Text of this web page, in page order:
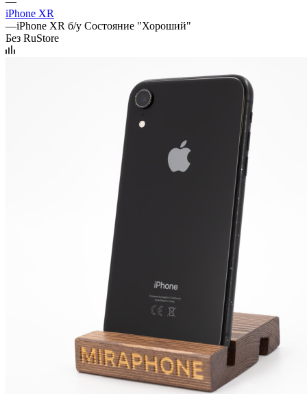
iPhone XR
—iPhone XR б/у Состояние "Хороший"
Без RuStore